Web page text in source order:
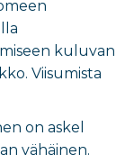
kuluvan
Viisumista
on askel
vähäinen.